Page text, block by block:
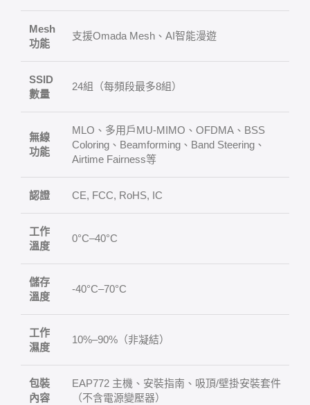
Mesh
功能
支援Omada Mesh、AI智能漫遊
SSID
數量
24組（每頻段最多8組）
無線
功能
MLO、多用戶MU-MIMO、OFDMA、BSS
Coloring、Beamforming、Band Steering、
Airtime Fairness等
認證 CE, FCC, RoHS, IC
工作
溫度
0°C–40°C
儲存
溫度
-40°C–70°C
工作
濕度
10%–90%（非凝結）
包裝
內容
EAP772 主機、安裝指南、吸頂/壁掛安裝套件
（不含電源變壓器）